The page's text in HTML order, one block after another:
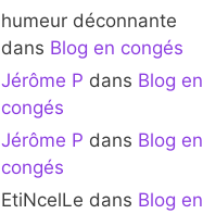
humeur déconnante
dans Blog en congés
Jérôme P dans Blog en
congés
Jérôme P dans Blog en
congés
EtiNcelLe dans Blog en